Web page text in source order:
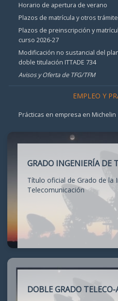
Horario de apertura de verano
Plazos de matrícula y otros
Plazos de preinscripción y
curso 2026-27
Modificación no sustancial del
doble titulación ITTADE 734
Avisos y Oferta de TFG/TFM
EMPLEO Y
Prácticas en empresa en Michelin
GRADO INGENIERÍA DE
Título oficial de Grado de la
Telecomunicación
DOBLE GRADO TELECO-